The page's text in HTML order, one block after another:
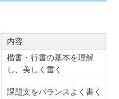
内容
楷書・行書の基本を理解
し、美しく書く
課題文をバランスよく書く